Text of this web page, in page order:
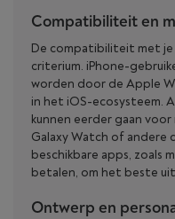
Compatibiliteit en
De compatibiliteit met je
criterium. iPhone-
worden door de Apple
in het iOS-ecosysteem.
kunnen eerder gaan voor
Galaxy Watch of andere
beschikbare apps, zoals
betalen, om het beste
Ontwerp en